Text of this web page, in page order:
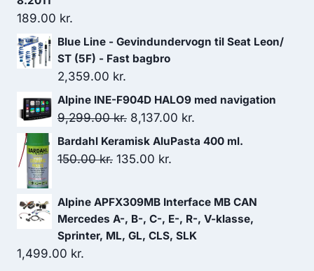
189.00 kr.
Blue Line - Gevindundervogn til Seat Leon/
ST (5F) - Fast bagbro
2,359.00 kr.
Alpine INE-F904D HALO9 med navigation
9,299.00kr. Den
oprindelige
pris
8,137.00 kr.
aktuelle
Bardahl Keramisk AluPasta 400 ml.
150.00kr. Den
pris
var:
150.00 kr..
135.00 kr.
pris
er:
135.00 kr..
Alpine APFX309MB Interface MB CAN
Mercedes A-, B-, C-, E-, R-, V-klasse,
Sprinter, ML, GL, CLS, SLK
1,499.00 kr.